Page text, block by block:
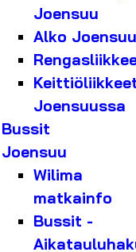
Joensuu
Alko Joensuu
Joensuussa
Bussit
Joensuu
Wilima
matkainfo
Bussit -